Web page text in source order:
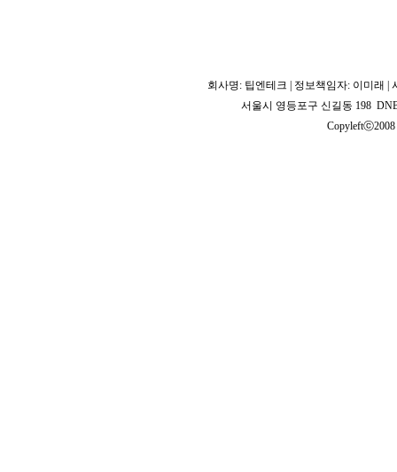
회사명: 팁엔테크 | 정보책임자: 이미래 |
서울시 영등포구 신길동 198
Copyleftⓒ2008